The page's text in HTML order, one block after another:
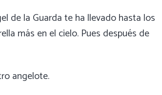
de la Guarda te ha llevado hasta los
más en el cielo. Pues después de
angelote.